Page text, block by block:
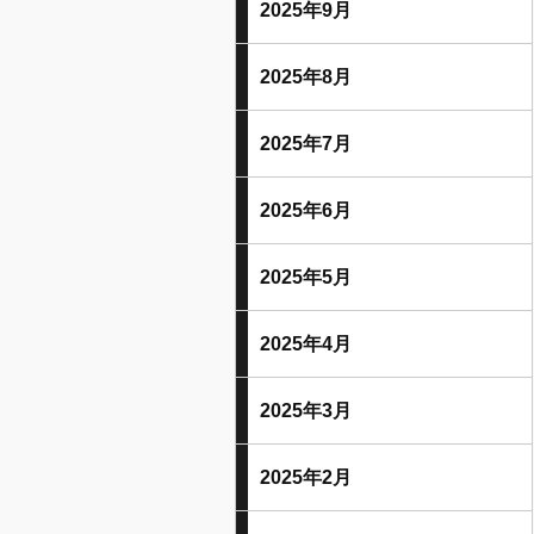
2025年9月
2025年8月
2025年7月
2025年6月
2025年5月
2025年4月
2025年3月
2025年2月